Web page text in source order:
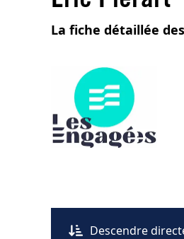
La fiche détaillée
Descendre